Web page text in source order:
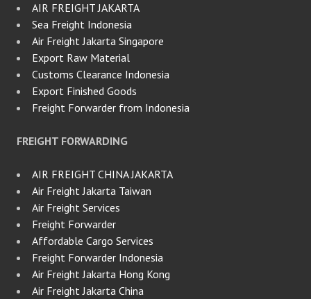
AIR FREIGHT JAKARTA
Sea Freight Indonesia
Air Freight Jakarta Singapore
Export Raw Material
Customs Clearance Indonesia
Export Finished Goods
Freight Forwarder from Indonesia
FREIGHT FORWARDING
AIR FREIGHT CHINA JAKARTA
Air Freight Jakarta Taiwan
Air Freight Services
Freight Forwarder
Affordable Cargo Services
Freight Forwarder Indonesia
Air Freight Jakarta Hong Kong
Air Freight Jakarta China